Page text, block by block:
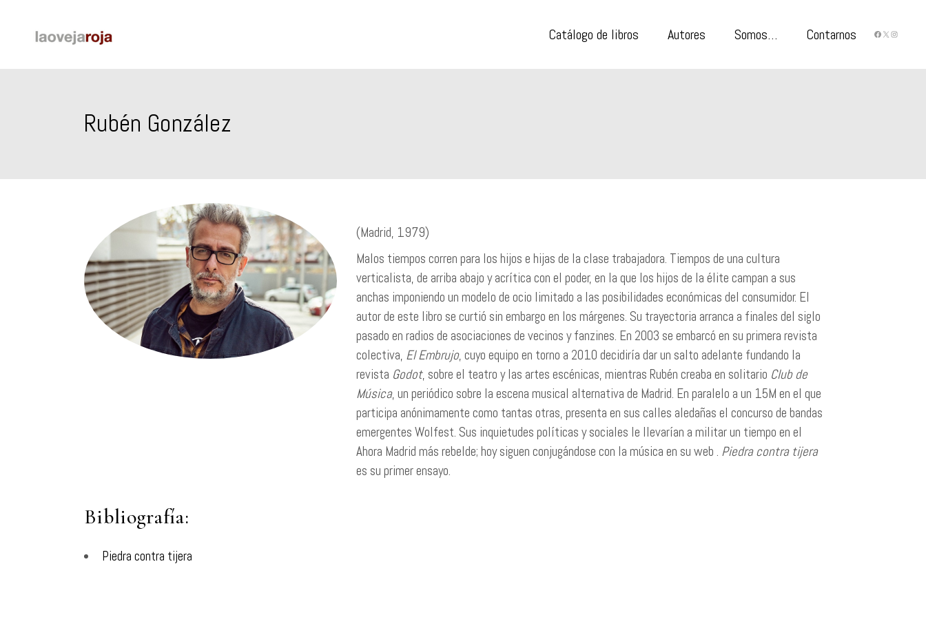
Catálogo de libros Autores Somos… Contarnos X
Rubén González
(Madrid, 1979)
Malos tiempos corren para los hijos e hijas de la clase trabajadora. Tiempos de una cultura
verticalista, de arriba abajo y acrítica con el poder, en la que los hijos de la élite campan a sus
anchas imponiendo un modelo de ocio limitado a las posibilidades económicas del consumidor. El
autor de este libro se curtió sin embargo en los márgenes. Su trayectoria arranca a finales del siglo
pasado en radios de asociaciones de vecinos y fanzines. En 2003 se embarcó en su primera revista
colectiva, El Embrujo, cuyo equipo en torno a 2010 decidiría dar un salto adelante fundando la
revista Godot, sobre el teatro y las artes escénicas, mientras Rubén creaba en solitario Club de
Música, un periódico sobre la escena musical alternativa de Madrid. En paralelo a un 15M en el que
participa anónimamente como tantas otras, presenta en sus calles aledañas el concurso de bandas
emergentes Wolfest. Sus inquietudes políticas y sociales le llevarían a militar un tiempo en el
Ahora Madrid más rebelde; hoy siguen conjugándose con la música en su web . Piedra contra tijera
es su primer ensayo.
Bibliografía:
Piedra contra tijera